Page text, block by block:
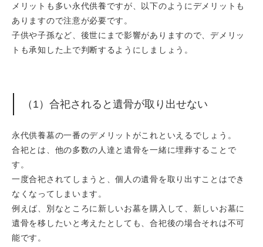
メリットも多い永代供養ですが、以下のようにデメリットも
ありますので注意が必要です。
子供や子孫など、後世にまで影響がありますので、デメリッ
トも承知した上で判断するようにしましょう。
（1）合祀されると遺骨が取り出せない
永代供養墓の一番のデメリットがこれといえるでしょう。
合祀とは、他の多数の人達と遺骨を一緒に埋葬することで
す。
一度合祀されてしまうと、個人の遺骨を取り出すことはでき
なくなってしまいます。
例えば、別なところに新しいお墓を購入して、新しいお墓に
遺骨を移したいと考えたとしても、合祀後の場合それは不可
能です。